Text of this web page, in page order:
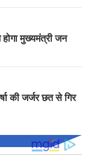
मुख्यमंत्री जन
की जर्जर छत से गिर